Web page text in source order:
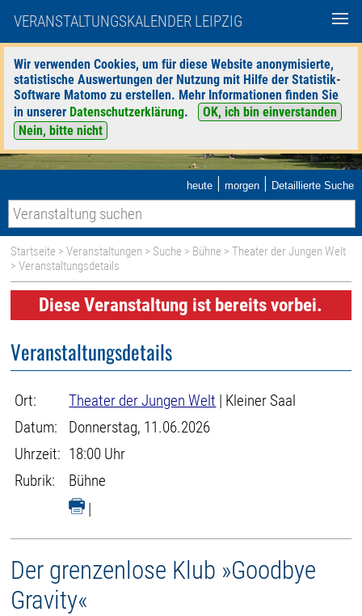
VERANSTALTUNGSKALENDER LEIPZIG
Wir verwenden Cookies, um für diese Website anonymisierte,
statistische Auswertungen der Nutzung mit Hilfe der Statistik-
Software Matomo zu erstellen. Mehr Informationen finden Sie
in unserer Datenschutzerklärung.
OK, ich bin einverstanden
Nein, bitte nicht
heute | morgen | Detaillierte Suche
Startseite >Veranstaltungen > Suche > Bühne >Theater der Jungen Welt
> Veranstaltungsdetails
Diese Veranstaltung ist bereits vorbei.
Veranstaltungsdetails
Ort: Theater der Jungen Welt | Kleiner Saal
Datum:
Donnerstag, 11.06.2026
Uhrzeit: 18:00 Uhr
Rubrik:
Bühne
|
Der grenzenlose Klub »Goodbye
Gravity«